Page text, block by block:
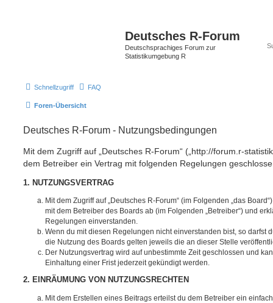
Deutsches R-Forum
Deutschsprachiges Forum zur
Statistikumgebung R
Schnellzugriff FAQ
Foren-Übersicht
Deutsches R-Forum - Nutzungsbedingungen
Mit dem Zugriff auf „Deutsches R-Forum“ („http://forum.r-
dem Betreiber ein Vertrag mit folgenden Regelungen
1. NUTZUNGSVERTRAG
Mit dem Zugriff auf „Deutsches R-Forum“ (im Folgenden „das
mit dem Betreiber des Boards ab (im Folgenden „Betreiber“) und
Regelungen einverstanden.
Wenn du mit diesen Regelungen nicht einverstanden bist, so darfst
die Nutzung des Boards gelten jeweils die an dieser Stelle
Der Nutzungsvertrag wird auf unbestimmte Zeit geschlossen und
Einhaltung einer Frist jederzeit gekündigt werden.
2. EINRÄUMUNG VON NUTZUNGSRECHTEN
Mit dem Erstellen eines Beitrags erteilst du dem Betreiber ein